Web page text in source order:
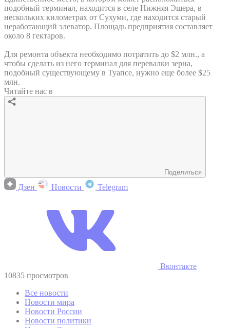
подобный терминал, находится в селе Нижняя Эшера, в
нескольких километрах от Сухуми, где находится старый
неработающий элеватор. Площадь предприятия составляет
около 8 гектаров.
Для ремонта объекта необходимо потратить до $2 млн., а
чтобы сделать из него терминал для перевалки зерна,
подобный существующему в Туапсе, нужно еще более $25
млн.
Читайте нас в
Поделиться
Дзен Новости Telegram
Вконтакте
10835 просмотров
Все новости
Новости мира
Новости России
Новости политики